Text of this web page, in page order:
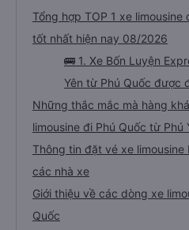
Tổng hợp TOP 1 xe limousine
tốt nhất hiện nay 08/2026
🚌 1. Xe Bốn Luyện
Yên từ Phú Quốc được
Những thắc mắc mà hàng
limousine đi Phú Quốc từ Phú
Thông tin đặt vé xe limousine
các nhà xe
Giới thiệu về các dòng xe
Quốc